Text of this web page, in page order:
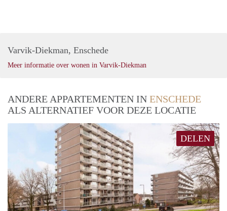
Varvik-Diekman, Enschede
Meer informatie over wonen in Varvik-Diekman
ANDERE APPARTEMENTEN IN ENSCHEDE
ALS ALTERNATIEF VOOR DEZE LOCATIE
DELEN